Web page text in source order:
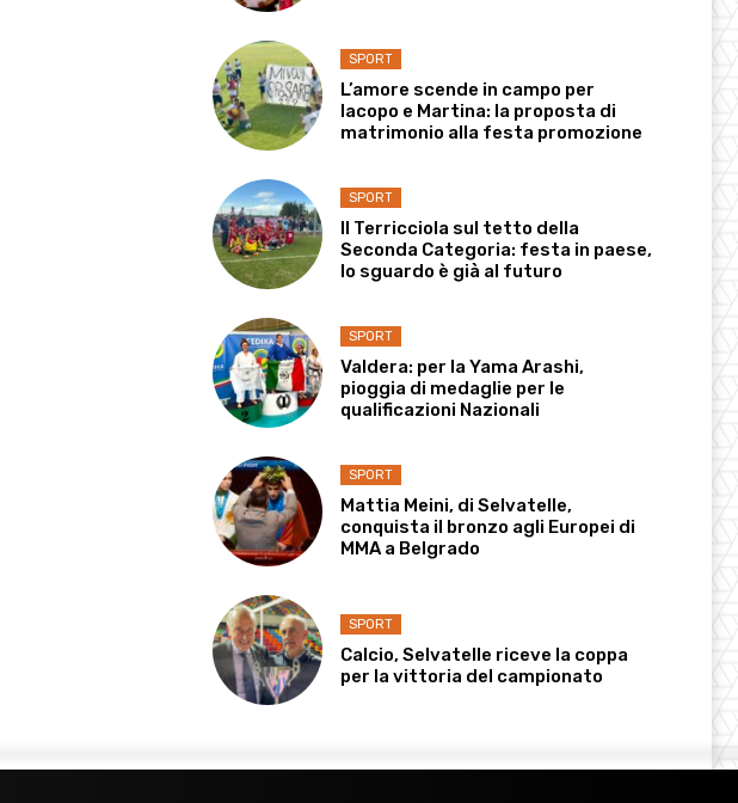
SPORT
L’amore scende in campo per
Iacopo e Martina: la proposta di
matrimonio alla festa promozione
SPORT
Il Terricciola sul tetto della
Seconda Categoria: festa in paese,
lo sguardo è già al futuro
SPORT
Valdera: per la Yama Arashi,
pioggia di medaglie per le
qualificazioni Nazionali
SPORT
Mattia Meini, di Selvatelle,
conquista il bronzo agli Europei di
MMA a Belgrado
SPORT
Calcio, Selvatelle riceve la coppa
per la vittoria del campionato